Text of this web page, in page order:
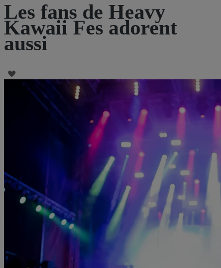
Les fans de Heavy
Kawaii Fes adorent
aussi